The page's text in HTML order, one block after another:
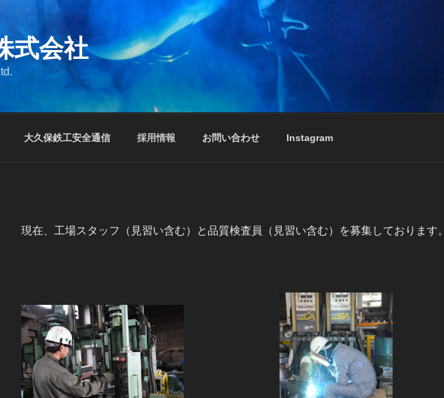
式会社
大久保鉄工安全通信 採用情報 お問い合わせ Instagram
現在、工場スタッフ（見習い含む）と品質検査員（見習い含む）を募集しております。